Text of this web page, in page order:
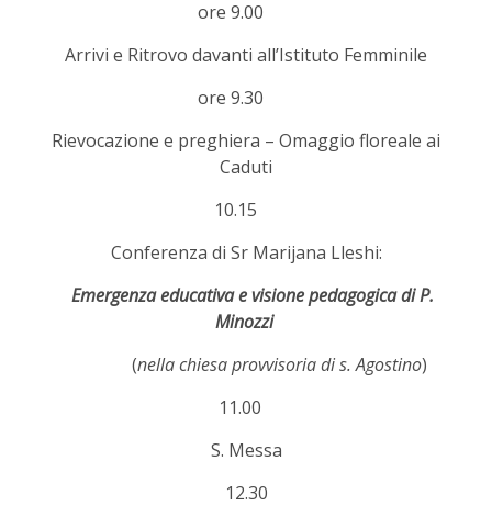
ore 9.00
Arrivi e Ritrovo davanti all’Istituto Femminile
ore 9.30
Rievocazione e preghiera – Omaggio floreale ai
Caduti
10.15
Conferenza di Sr Marijana Lleshi:
Emergenza educativa e visione pedagogica di P.
Minozzi
(nella chiesa provvisoria di s. Agostino)
11.00
S. Messa
12.30